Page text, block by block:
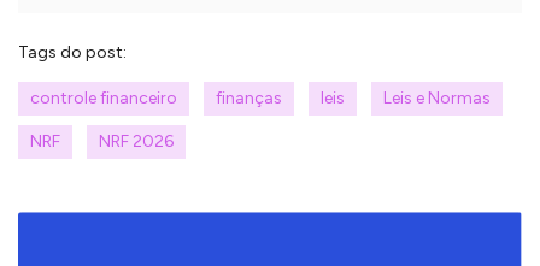
Tags do post:
controle financeiro finanças leis Leis e Normas
NRF NRF 2026